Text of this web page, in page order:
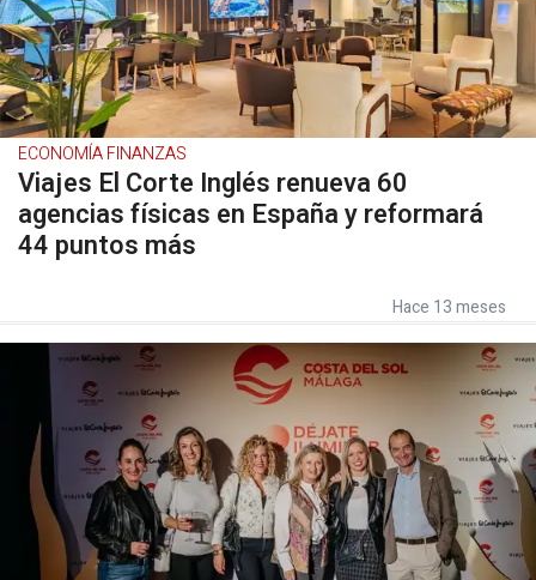
ECONOMÍA FINANZAS
Viajes El Corte Inglés renueva 60
agencias físicas en España y reformará
44 puntos más
Hace 13 meses